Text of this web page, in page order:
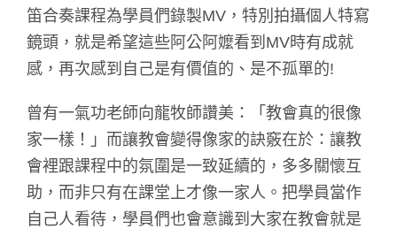
笛合奏課程為學員們錄製MV，特別拍攝個人特寫
鏡頭，就是希望這些阿公阿嬤看到MV時有成就
感，再次感到自己是有價值的、是不孤單的!
曾有一氣功老師向龍牧師讚美：「教會真的很像
家一樣！」而讓教會變得像家的訣竅在於：讓教
會裡跟課程中的氛圍是一致延續的，多多關懷互
助，而非只有在課堂上才像一家人。把學員當作
自己人看待，學員們也會意識到大家在教會就是